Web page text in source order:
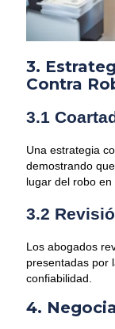
3.
Contra
3.1
Una estrategia
demostrando
lugar del robo en
3.2
Los abogados
presentadas por
confiabilidad.
4.